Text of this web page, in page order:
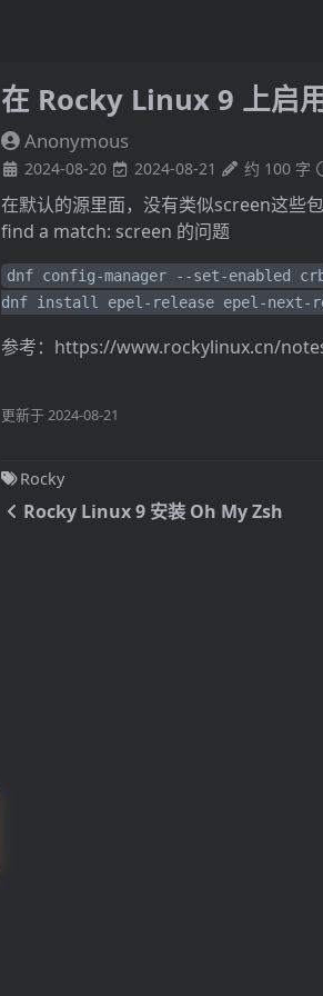
在 Rocky Linux 9 上启
Anonymous
2024-08-20 2024-08-21 约 100 字
在默认的源里面，没有类似screen这些
find a match: screen 的问题
dnf config-manager --set-enabled
dnf install epel-release epel-next-
参考：https://www.rockylinux.cn/
更新于 2024-08-21
Rocky
Rocky Linux 9 安装 Oh My Zsh